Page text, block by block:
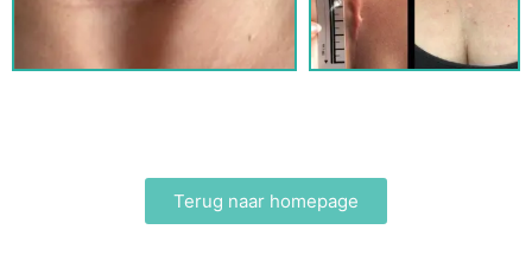
Terug naar homepage